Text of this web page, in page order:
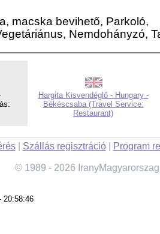
macska bevihető, Parkoló,
Nemdohányzó,
Hargita Kisvendéglő - Hungary -
Békéscsaba (Travel Service:
Restaurant)
| Szállás regisztráció| Program
© 1989 - 2026
20:58:46